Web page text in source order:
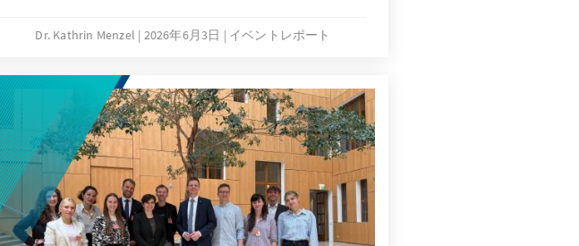
Erfolgsfaktoren Dänemarks – ergänzt durch
Dr. Kathrin Menzel 2026年6月3日 イベントレポート